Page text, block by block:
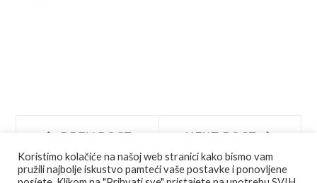
Navigacija
objava
PREV POST NEXT POST
Koristimo kolačiće na našoj web stranici kako bismo vam
pružili najbolje iskustvo pamteći vaše postavke i ponovljene